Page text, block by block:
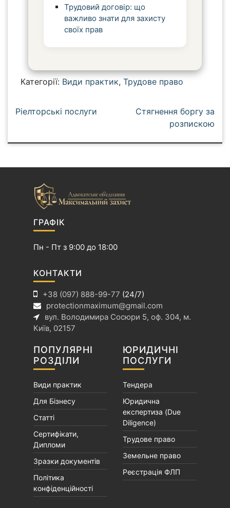
Трудовий договір: що
важливо знати для захисту
своїх прав
Категорії: Види практик, Трудове право
Н
г
Ріелторські послуги
Стягнення боргу за
розпискою
ГРАФІК
Пн - Пт з 9:00 до 18:00
КОНТАКТИ
+38 (097) 888-99-77 (24/7)
protectionmaximum@gmail.com
вул. Володимира Сосюри 5, оф. 304, м.
Київ, 02157
ПОПУЛЯРНІ
РОЗДІЛИ
Види практик
Для Бізнесу
Статті
Сертифікати,
Дипломи
Зразки документів
Політика
конфіденційності
ЮРИДИЧНІ
ПОСЛУГИ
Тендера
Юридична
експертиза (Due
Diligence)
Трудове право
Земельне право
Реєстрація ФЛП